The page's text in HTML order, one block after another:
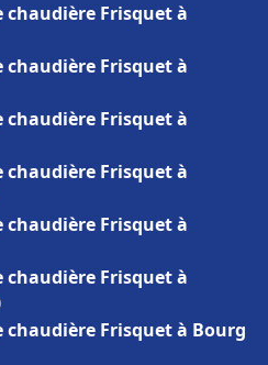
Frisquet à
Frisquet à
Frisquet à
Frisquet à
Frisquet à
Frisquet à
Frisquet à Bourg